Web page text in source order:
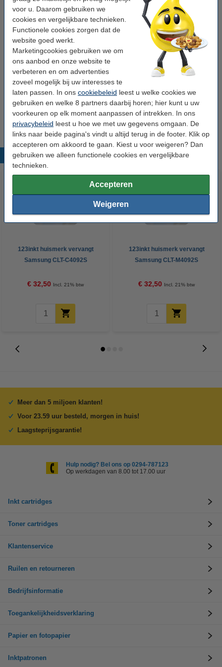
voor u. Daarom gebruiken we
cookies en vergelijkbare technieken.
Functionele cookies zorgen dat de
website goed werkt.
Marketingcookies gebruiken we om
ons aanbod en onze website te
verbeteren en om advertenties
zoveel mogelijk bij uw interesses te
laten passen. In ons cookiebeleid leest u welke cookies we
gebruiken en welke 8 partners daarbij horen; hier kunt u uw
voorkeuren op elk moment aanpassen of intrekken. In ons
privacybeleid leest u hoe we met uw gegevens omgaan. De
links naar beide pagina's vindt u altijd terug in de footer. Klik op
accepteren om akkoord te gaan. Kiest u voor weigeren? Dan
gebruiken we alleen functionele cookies en vergelijkbare
technieken.
Accepteren
Weigeren
Nummer: CLT-K4092S/ELS
Tip: papier meebestellen
123inkt kopieerpapier 1 doos van 2.500 vel A4 -
80 grams FSC® Mix Credit
Tip
Wij adviseren u deze toner (het 123inkt huismerk) te nemen i.p.v. de
Samsung-uitvoering.
Populaire producten
123inkt huismerk vervangt
Samsung CLT-C4092S
€ 32,50 Incl. 21% btw
123inkt huismerk vervangt
Samsung CLT-M4092S
€ 32,50 Incl. 21% btw
Meer dan 5 miljoen klanten!
Voor 23.59 uur besteld, morgen in huis!
Laagsteprijsgarantie!
Hulp nodig? Bel ons op 0294-787123
Op werkdagen van 8.00 tot 17.00 uur
Inkt cartridges
Toner cartridges
Klantenservice
Ruilen en retourneren
Bedrijfsinformatie
Toegankelijkheidsverklaring
Papier en fotopapier
Inktpatronen